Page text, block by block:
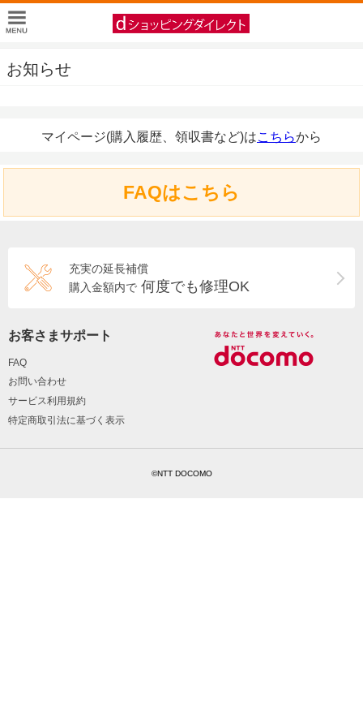
お知らせ
マイページ(購入履歴、領収書など)はこちらから
FAQはこちら
充実の延長補償
購入金額内で 何度でも修理OK
お客さまサポート
FAQ
お問い合わせ
サービス利用規約
特定商取引法に基づく表示
©NTT DOCOMO